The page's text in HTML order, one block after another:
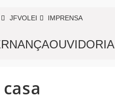
JFVOLEI IMPRENSA
OUVIDORIA